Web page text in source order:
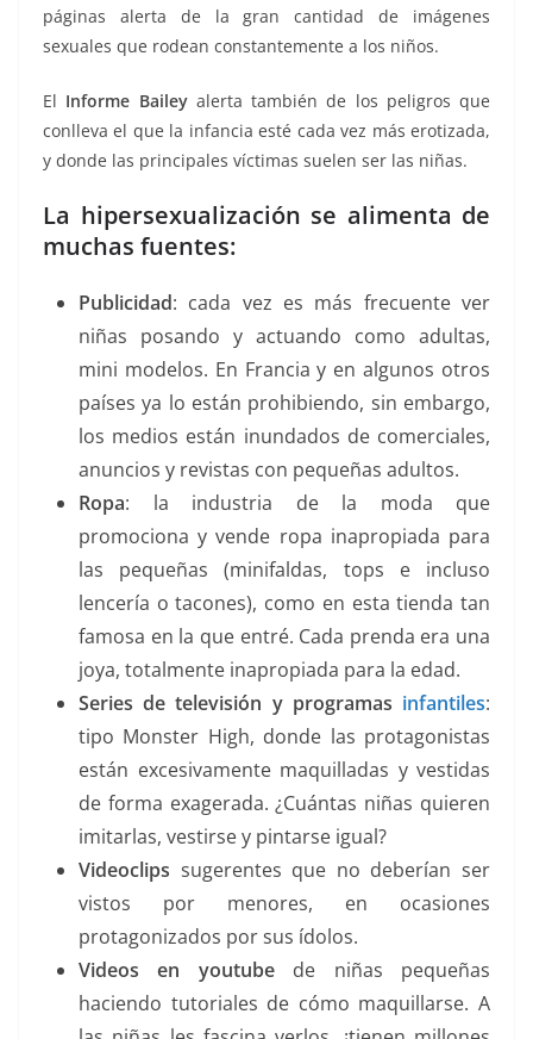
páginas alerta de la gran cantidad de imágenes
sexuales que rodean constantemente a los niños.
El Informe Bailey alerta también de los peligros que
conlleva el que la infancia esté cada vez más erotizada,
y donde las principales víctimas suelen ser las niñas.
La hipersexualización se alimenta de
muchas fuentes:
Publicidad: cada vez es más frecuente ver
niñas posando y actuando como adultas,
mini modelos. En Francia y en algunos otros
países ya lo están prohibiendo, sin embargo,
los medios están inundados de comerciales,
anuncios y revistas con pequeñas adultos.
Ropa: la industria de la moda que
promociona y vende ropa inapropiada para
las pequeñas (minifaldas, tops e incluso
lencería o tacones), como en esta tienda tan
famosa en la que entré. Cada prenda era una
joya, totalmente inapropiada para la edad.
Series de televisión y programas infantiles:
tipo Monster High, donde las protagonistas
están excesivamente maquilladas y vestidas
de forma exagerada. ¿Cuántas niñas quieren
imitarlas, vestirse y pintarse igual?
Videoclips sugerentes que no deberían ser
vistos por menores, en ocasiones
protagonizados por sus ídolos.
Videos en
youtube de niñas pequeñas
haciendo tutoriales de cómo maquillarse. A